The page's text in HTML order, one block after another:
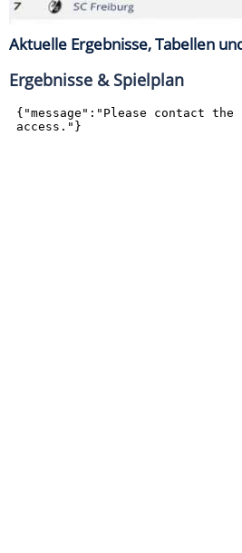
Aktuelle Ergebnisse, Tabellen
Ergebnisse & Spielplan